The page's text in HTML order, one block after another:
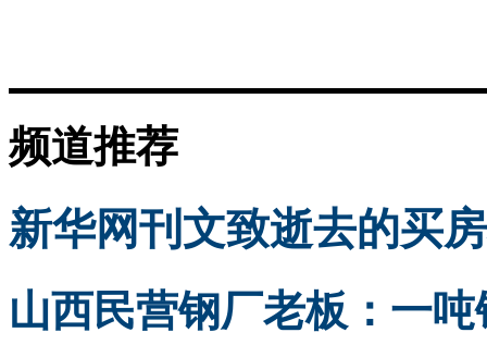
频道推荐
新华网刊文致逝去的买
山西民营钢厂老板：一